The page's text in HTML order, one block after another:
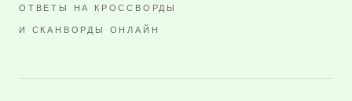
ОТВЕТЫ НА КРОССВОРДЫ
И СКАНВОРДЫ ОНЛАЙН